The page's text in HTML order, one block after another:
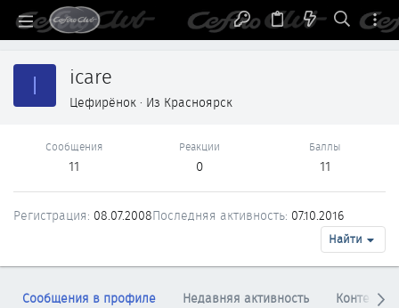
I icare
Цефирёнок · Из Красноярск
Сообщения
11
Реакции
0
Баллы
11
Регистрация 08.07.2008Последняя активность 07.10.2016
Найти
Сообщения в профиле Недавняя активность Контент